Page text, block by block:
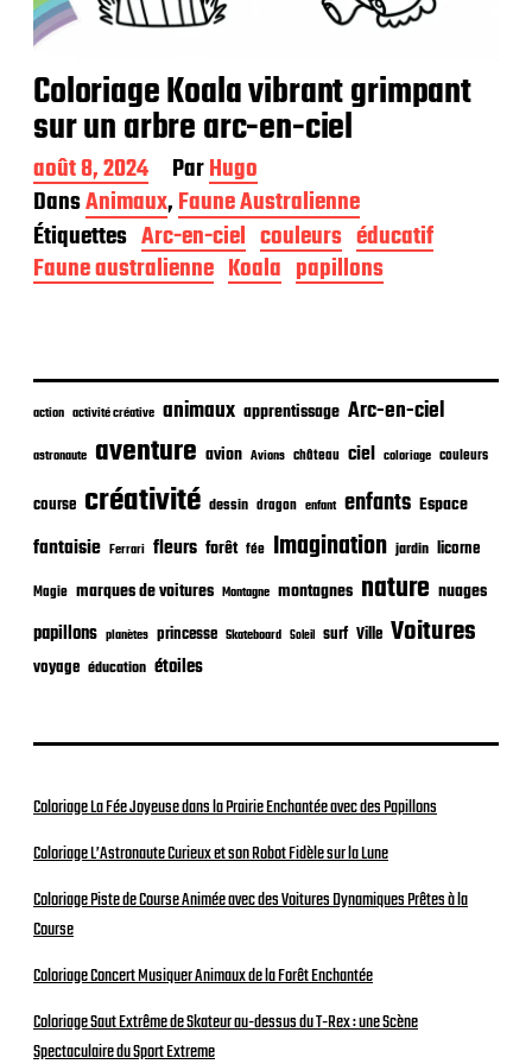
Coloriage Koala vibrant grimpant
sur un arbre arc-en-ciel
D
a
t
e
d
e
l
i
a
i
n
août 8, 2024 ParHugo
DansAnimaux,Faune Australienne
Étiquettes Arc-en-ciel couleurs éducatif
Faune australienne Koala papillons
action activité créative animaux apprentissage Arc-en-ciel
astronaute aventure avion Avions château ciel coloriage couleurs
course créativité dessin dragon enfant enfants Espace
fantaisie Ferrari fleurs forêt fée Imagination jardin licorne
Magie marques de voitures Montagne montagnes nature nuages
papillons planètes princesse Skateboard Soleil surf Ville Voitures
voyage éducation étoiles
Coloriage La Fée Joyeuse dans la Prairie Enchantée avec des Papillons
Coloriage L’Astronaute Curieux et son Robot Fidèle sur la Lune
Coloriage Piste de Course Animée avec des Voitures Dynamiques Prêtes à la
Course
Coloriage Concert Musiquer Animaux de la Forêt Enchantée
Coloriage Saut Extrême de Skateur au-dessus du T-Rex : une Scène
Spectaculaire du Sport Extreme